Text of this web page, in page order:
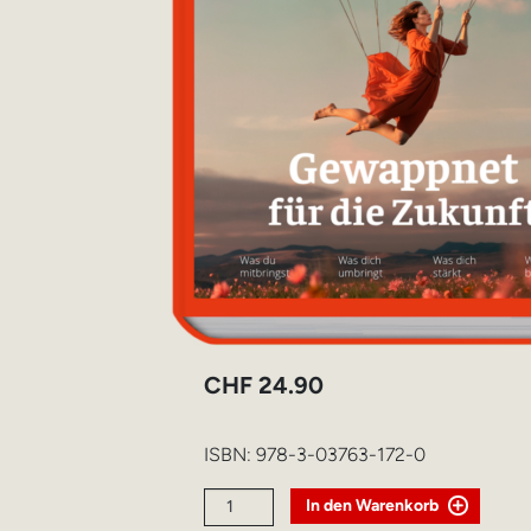
CHF 24.90
ISBN:978-3-03763-172-0
Gewappnet
In den Warenkorb